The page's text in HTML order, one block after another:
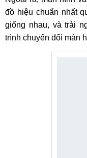
đồ hiệu chuẩn nhất
giống nhau, và trải
trình chuyển đổi màn